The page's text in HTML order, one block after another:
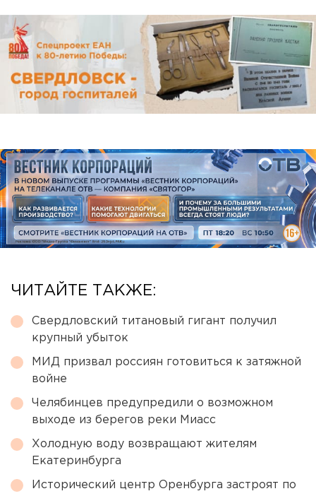
ЧИТАЙТЕ ТАКЖЕ:
Свердловский титановый гигант получил
крупный убыток
МИД призвал россиян готовиться к затяжной
войне
Челябинцев предупредили о возможном
выходе из берегов реки Миасс
Холодную воду возвращают жителям
Екатеринбурга
Исторический центр Оренбурга застроят по